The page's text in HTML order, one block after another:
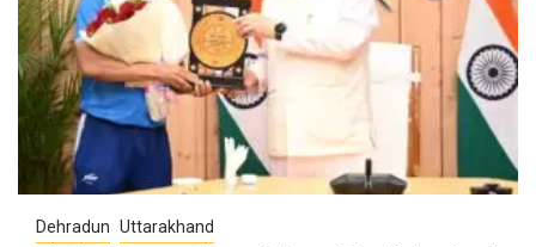
Dehradun Uttarakhand